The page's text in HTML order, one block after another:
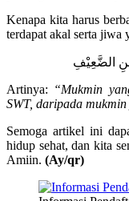
Kenapa kita harus
terdapat akal serta jiwa
الضَّعِيْفِ
Artinya: “Mukmin
SWT, daripada
Semoga artikel ini
hidup sehat, dan kita
Amiin. (Ay/qr)